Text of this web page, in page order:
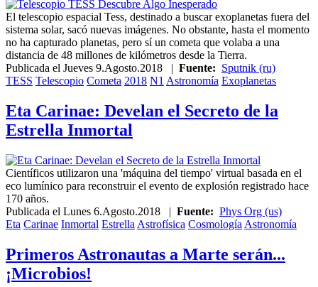
El telescopio espacial Tess, destinado a buscar exoplanetas fuera del
sistema solar, sacó nuevas imágenes. No obstante, hasta el momento
no ha capturado planetas, pero sí un cometa que volaba a una
distancia de 48 millones de kilómetros desde la Tierra.
Publicada el Jueves 9.Agosto.2018 | Fuente: Sputnik (ru)
TESS Telescopio Cometa 2018 N1 Astronomía Exoplanetas
Eta Carinae: Develan el Secreto de la
Estrella Inmortal
Científicos utilizaron una 'máquina del tiempo' virtual basada en el
eco lumínico para reconstruir el evento de explosión registrado hace
170 años.
Publicada el Lunes 6.Agosto.2018 | Fuente: Phys Org (us)
Eta Carinae Inmortal Estrella Astrofísica Cosmología Astronomía
Primeros Astronautas a Marte serán...
¡Microbios!